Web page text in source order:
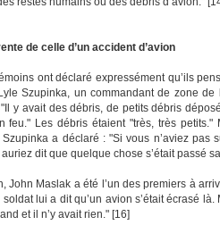
de celle d’un accident d’avion
ont déclaré expressément qu’ils
Szupinka, un commandant de zone
y avait des débris, de petits débris
feu." Les débris étaient "très, très
a déclaré : "Si vous n’aviez pas
dit que quelque chose s’était passé
John Maslak a été l’un des premiers à
lui a dit qu’un avion s’était écrasé
et il n’y avait rien." [16]